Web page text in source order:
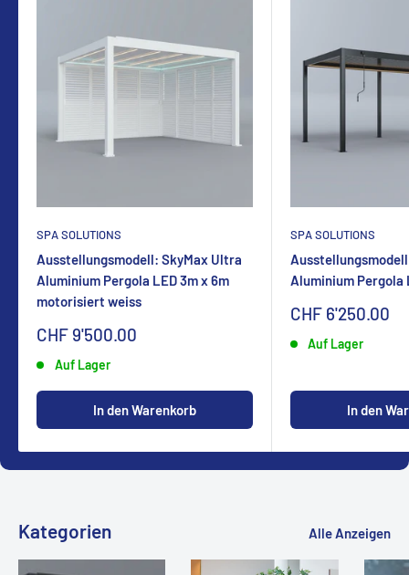
SPA SOLUTIONS
Ausstellungsmodell: SkyMax Ultra
Aluminium Pergola LED 3m x 6m
motorisiert weiss
Sonderpreis
CHF 9'500.00
Auf Lager
In den Warenkorb
SPA SOLUTIONS
Aluminium Pergola
Sonderpreis
CHF 6'250.00
Auf Lager
In den
Kategorien Alle Anzeigen